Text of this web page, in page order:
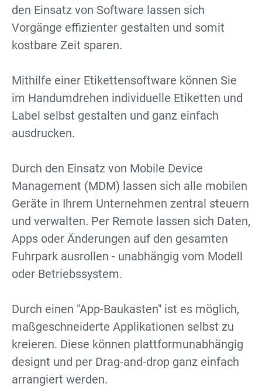
den Einsatz von Software lassen sich
Vorgänge effizienter gestalten und somit
kostbare Zeit sparen.
Mithilfe einer Etikettensoftware können Sie
im Handumdrehen individuelle Etiketten und
Label selbst gestalten und ganz einfach
ausdrucken.
Durch den Einsatz von Mobile Device
Management (MDM) lassen sich alle mobilen
Geräte in Ihrem Unternehmen zentral steuern
und verwalten. Per Remote lassen sich Daten,
Apps oder Änderungen auf den gesamten
Fuhrpark ausrollen - unabhängig vom Modell
oder Betriebssystem.
Durch einen "App-Baukasten" ist es möglich,
maßgeschneiderte Applikationen selbst zu
kreieren. Diese können plattformunabhängig
designt und per Drag-and-drop ganz einfach
arrangiert werden.